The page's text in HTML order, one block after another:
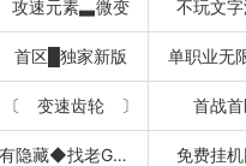
攻速元素▃微变 不玩文
首区█独家新版 单职业无
〔 变速齿轮 〕 首战
有隐藏◆找老G退款 免费挂